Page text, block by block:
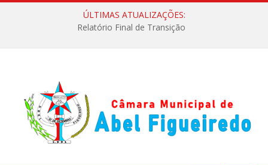
ÚLTIMAS ATUALIZAÇÕES:
Relatório Final de Transição